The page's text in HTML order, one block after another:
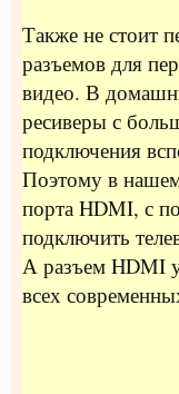
Также не стоит
разъемов для
видео. В
ресиверы с
подключения
Поэтому в
порта HDMI, с
подключить
А разъем HDMI
всех